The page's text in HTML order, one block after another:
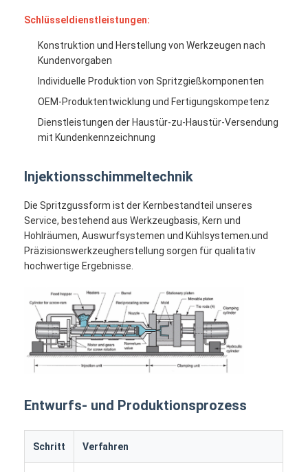
Schlüsseldienstleistungen:
Konstruktion und Herstellung von Werkzeugen nach
Kundenvorgaben
Individuelle Produktion von Spritzgießkomponenten
OEM-Produktentwicklung und Fertigungskompetenz
Dienstleistungen der Haustür-zu-Haustür-Versendung
mit Kundenkennzeichnung
Injektionsschimmeltechnik
Die Spritzgussform ist der Kernbestandteil unseres
Service, bestehend aus Werkzeugbasis, Kern und
Hohlräumen, Auswurfsystemen und Kühlsystemen.und
Präzisionswerkzeugherstellung sorgen für qualitativ
hochwertige Ergebnisse.
Entwurfs- und Produktionsprozess
Schritt Verfahren